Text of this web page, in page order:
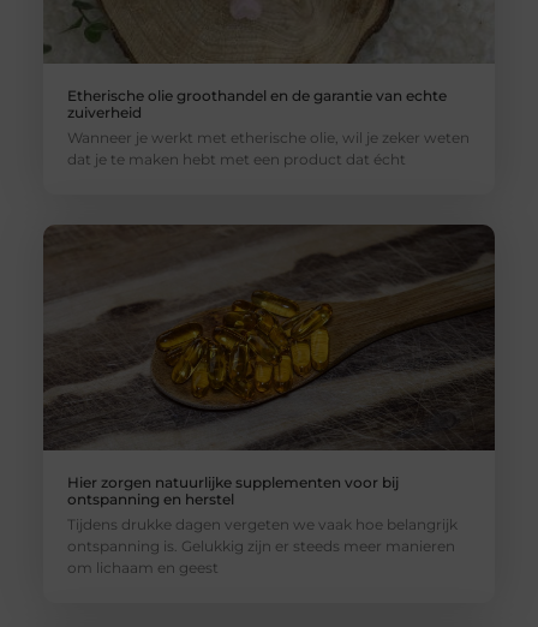
Etherische olie groothandel en de garantie van echte
zuiverheid
Wanneer je werkt met etherische olie, wil je zeker weten
dat je te maken hebt met een product dat écht
Hier zorgen natuurlijke supplementen voor bij
ontspanning en herstel
Tijdens drukke dagen vergeten we vaak hoe belangrijk
ontspanning is. Gelukkig zijn er steeds meer manieren
om lichaam en geest